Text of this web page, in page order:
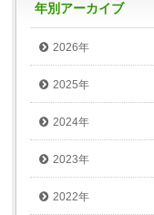
年別アーカイブ
2026年
2025年
2024年
2023年
2022年